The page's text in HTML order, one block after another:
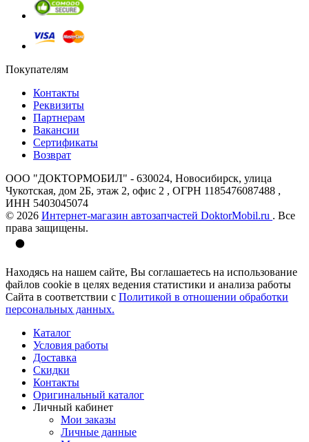
Покупателям
Контакты
Реквизиты
Партнерам
Вакансии
Сертификаты
Возврат
ООО "ДОКТОРМОБИЛ" - 630024, Новосибирск, улица
Чукотская, дом 2Б, этаж 2, офис 2 , ОГРН 1185476087488 ,
ИНН 5403045074
© 2026 Интернет-магазин автозапчастей DoktorMobil.ru . Все
права защищены.
Находясь на нашем сайте, Вы соглашаетесь на использование
файлов cookie в целях ведения статистики и анализа работы
Сайта в соответствии с Политикой в отношении обработки
персональных данных.
Каталог
Условия работы
Доставка
Скидки
Контакты
Оригинальный каталог
Личный кабинет
Мои заказы
Личные данные